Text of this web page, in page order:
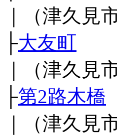
｜（津久見
├大友町
｜（津久見
├第2路木橋
｜（津久